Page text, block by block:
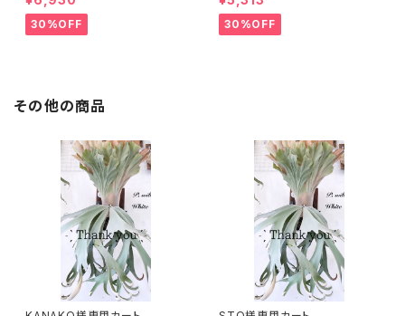
30%OFF 30%OFF
その他の商品